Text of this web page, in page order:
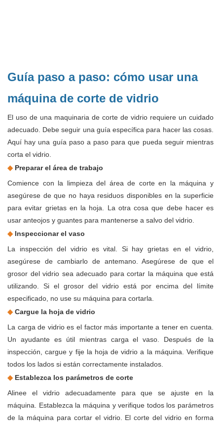
Guía paso a paso: cómo usar una
máquina de corte de vidrio
El uso de una maquinaria de corte de vidrio requiere un cuidado
adecuado. Debe seguir una guía específica para hacer las cosas.
Aquí hay una guía paso a paso para que pueda seguir mientras
corta el vidrio.
◆ Preparar el área de trabajo
Comience con la limpieza del área de corte en la máquina y
asegúrese de que no haya residuos disponibles en la superficie
para evitar grietas en la hoja. La otra cosa que debe hacer es
usar anteojos y guantes para mantenerse a salvo del vidrio.
◆ Inspeccionar el vaso
La inspección del vidrio es vital. Si hay grietas en el vidrio,
asegúrese de cambiarlo de antemano. Asegúrese de que el
grosor del vidrio sea adecuado para cortar la máquina que está
utilizando. Si el grosor del vidrio está por encima del límite
especificado, no use su máquina para cortarla.
◆ Cargue la hoja de vidrio
La carga de vidrio es el factor más importante a tener en cuenta.
Un ayudante es útil mientras carga el vaso. Después de la
inspección, cargue y fije la hoja de vidrio a la máquina. Verifique
todos los lados si están correctamente instalados.
◆ Establezca los parámetros de corte
Alinee el vidrio adecuadamente para que se ajuste en la
máquina. Establezca la máquina y verifique todos los parámetros
de la máquina para cortar el vidrio. El corte del vidrio en forma